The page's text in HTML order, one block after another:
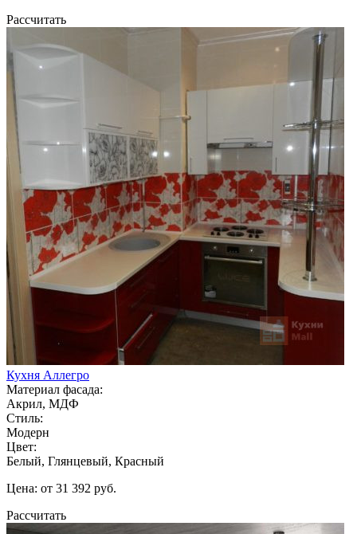
Рассчитать
Кухня Аллегро
Материал фасада:
Акрил, МДФ
Стиль:
Модерн
Цвет:
Белый, Глянцевый, Красный
Цена: от 31 392 руб.
Рассчитать